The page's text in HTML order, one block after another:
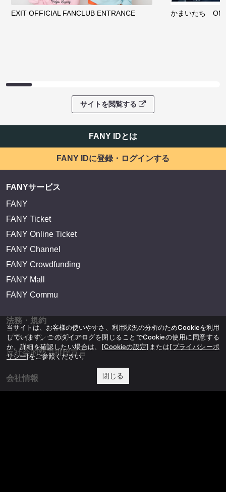
EXIT OFFICIAL FANCLUB ENTRANCE かまいたち
サイトを閲覧する
FANY IDとは
FANY IDに登録・ログインする
FANYサービス
FANY
FANY Ticket
FANY Online Ticket
FANY Channel
FANY Crowdfunding
FANY Mall
FANY Commu
法務・規約
プライバシーポリシー
反社会的勢力排除宣言
会社情報
当サイトは、お客様の使いやすさ、利用状況の分析のためCookieを利用
しています。このダイアログを閉じることでCookieの使用に同意する
か、詳細を確認したい場合は、 [Cookieの設定] または[プライバシーポ
リシー]をご参照ください。
閉じる